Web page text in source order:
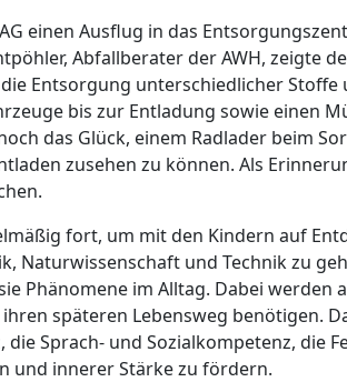
einen Ausflug in das
Abfallberater der AWH, zeigte
Entsorgung unterschiedlicher Stoffe
bis zur Entladung sowie einen
das Glück, einem Radlader beim
zusehen zu können. Als
fort, um mit den Kindern auf
Naturwissenschaft und Technik zu
Phänomene im Alltag. Dabei werden
späteren Lebensweg benötigen.
Sprach- und Sozialkompetenz, die
und innerer Stärke zu fördern.